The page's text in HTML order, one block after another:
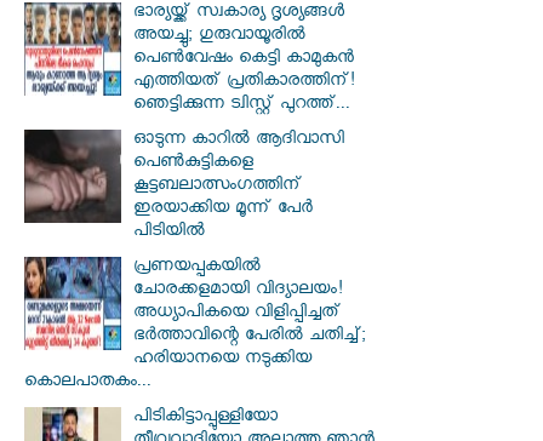
ഭാര്യയ്ക്ക് സ്വകാര്യ ദൃശ്യങ്ങൾ
അയച്ചു; ഗുരുവായൂരിൽ
പെൺവേഷം കെട്ടി കാമുകൻ
എത്തിയത് പ്രതികാരത്തിന്!
ഞെട്ടിക്കുന്ന ട്വിസ്റ്റ് പുറത്ത്...
ഓടുന്ന കാറില്‍ ആദിവാസി
പെണ്‍കുട്ടികളെ
കൂട്ടബലാത്സംഗത്തിന്
ഇരയാക്കിയ മൂന്ന് പേര്‍
പിടിയില്‍
പ്രണയപ്പകയിൽ
ചോരക്കളമായി വിദ്യാലയം!
അധ്യാപികയെ വിളിപ്പിച്ചത്
ഭർത്താവിന്റെ പേരിൽ ചതിച്ച്;
ഹരിയാനയെ നടുക്കിയ
കൊലപാതകം...
പിടികിട്ടാപ്പുള്ളിയോ